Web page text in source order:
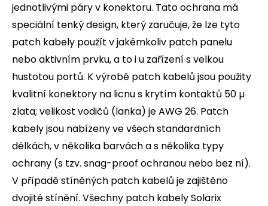
jednotlivými páry v konektoru. Tato ochrana má
speciální tenký design, který zaručuje, že lze tyto
patch kabely použít v jakémkoliv patch panelu
nebo aktivním prvku, a to i u zařízení s velkou
hustotou portů. K výrobě patch kabelů jsou použity
kvalitní konektory na licnu s krytím kontaktů 50 µ
zlata; velikost vodičů (lanka) je AWG 26. Patch
kabely jsou nabízeny ve všech standardních
délkách, v několika barvách a s několika typy
ochrany (s tzv. snag-proof ochranou nebo bez ní).
V případě stíněných patch kabelů je zajištěno
dvojité stínění. Všechny patch kabely Solarix